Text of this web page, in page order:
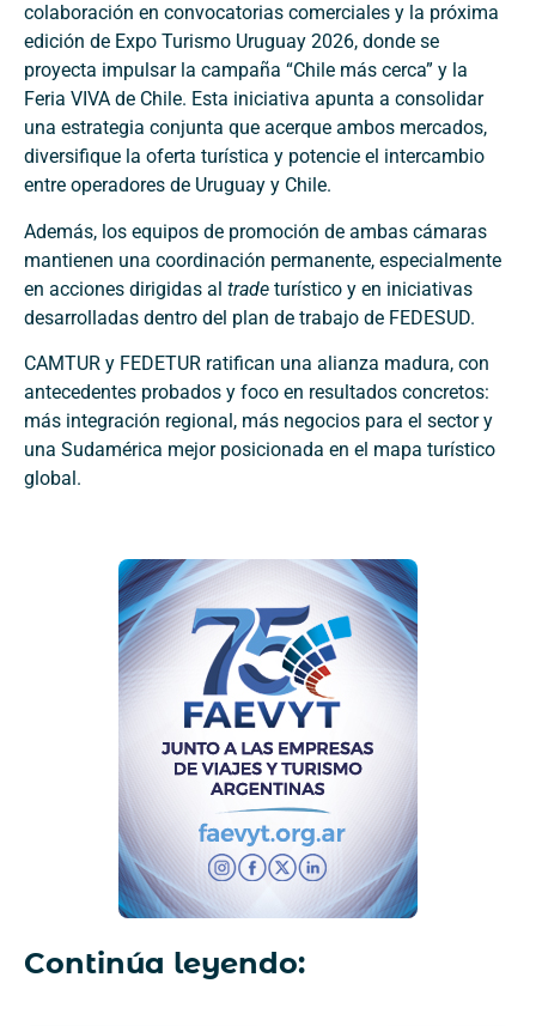
colaboración en convocatorias comerciales y la próxima
edición de Expo Turismo Uruguay 2026, donde se
proyecta impulsar la campaña “Chile más cerca” y la
Feria VIVA de Chile. Esta iniciativa apunta a consolidar
una estrategia conjunta que acerque ambos mercados,
diversifique la oferta turística y potencie el intercambio
entre operadores de Uruguay y Chile.
Además, los equipos de promoción de ambas cámaras
mantienen una coordinación permanente, especialmente
en acciones dirigidas al trade turístico y en iniciativas
desarrolladas dentro del plan de trabajo de FEDESUD.
CAMTUR y FEDETUR ratifican una alianza madura, con
antecedentes probados y foco en resultados concretos:
más integración regional, más negocios para el sector y
una Sudamérica mejor posicionada en el mapa turístico
global.
Continúa leyendo: